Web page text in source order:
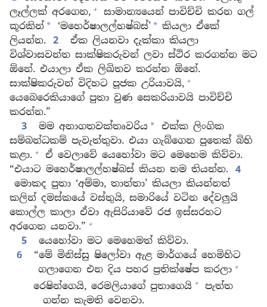
ලෑල්ලක් අරගෙන, +
සාමාන්‍යයෙන් පාවිච්චි කරන ගල්
කූරකින් * ‘මහෙර්ෂාලල්හෂ්බස්’ * කියලා ඒකේ
ලියන්න.
2
ඒක ලියනවා දැක්කා කියලා
විශ්වාසවන්ත සාක්ෂිකරුවන් ලවා ස්ථිර කරගන්න මට
ඕනේ. එයාලා ඒක ලිඛිතව කරන්න ඕනේ.
සාක්ෂිකරුවන් විදිහට පූජක උරියාවයි, +
යෙබෙරෙකියාගේ පුතා වුණ සෙකරියාවයි පාවිච්චි
කරන්න.”
3
මම අනාගතවක්තෘවරිය * එක්ක ලිංගික
සම්බන්ධකම් පැවැත්තුවා. එයා ගැබ්ගෙන පුතෙක් බිහි
කළා. +
ඒ වෙලාවේ යෙහෝවා මට මෙහෙම කිව්වා.
“එයාට මහෙර්ෂාලල්හෂ්බස් කියන නම තියන්න.
4
මොකද පුතා ‘අම්මා, තාත්තා’ කියලා කියන්නත්
කලින් දමස්කයේ වස්තුයි, සමාරියේ වටින දේවලුයි
කොල්ල කාලා ඒවා ඇසිරියාවේ රජ ඉස්සරහට
අරගෙන යනවා.” +
5
යෙහෝවා මට මෙහෙමත් කිව්වා.
6
“මේ මිනිස්සු ෂිලෝවා ඇළ මාර්ගයේ හෙමිහිට
ගලාගෙන එන දිය පහර ප්‍රතික්ෂේප කරලා +
රෙෂින්ගෙයි, රෙමලියාගේ පුතාගෙයි +
පැත්ත
ගන්න කැමති වෙනවා.